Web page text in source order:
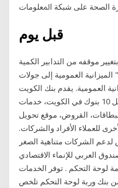
قبل يوم
موقفه من التدابير الكمية
العمومية إلى جولات
العمومية. يقدم بنك الكويت
الوطني، البنك الأول محلياً ومن بين أفضل 10 بنوك في الكويت، خدمات
القروض، موقع تحويل
للعملاء الأفراد والشركات.
الشركات متناهية الصغر
العربي للإنماء الاقتصادي
لوحة التحكم . توفر الخدمات
بنك وربة لوحة التحكم تلخص